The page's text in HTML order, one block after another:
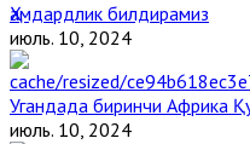
Ҳамдардлик билдирамиз
июль. 10, 2024
Угандада биринчи Aфрика
июль. 10, 2024